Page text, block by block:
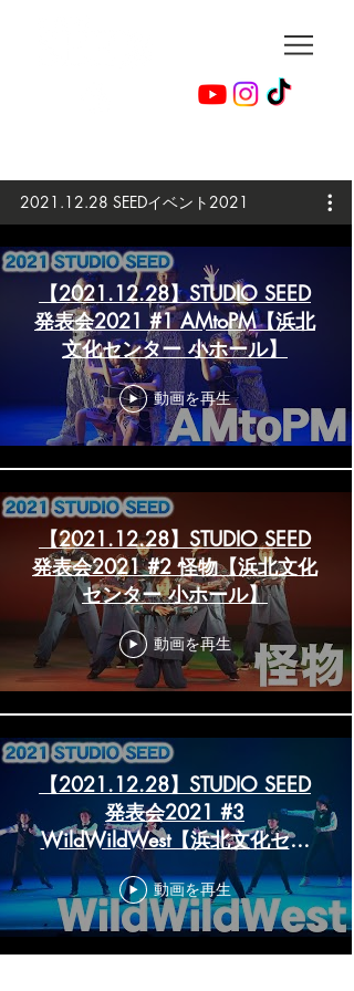
2021.12.28 SEEDイベント2021
【2021.12.28】STUDIO SEED
発表会2021 #1 AMtoPM【浜北
文化センター 小ホール】
動画を再生
【2021.12.28】STUDIO SEED
発表会2021 #2 怪物【浜北文化
センター 小ホール】
動画を再生
【2021.12.28】STUDIO SEED
発表会2021 #3
WildWildWest【浜北文化セン
ター 小ホール】
動画を再生